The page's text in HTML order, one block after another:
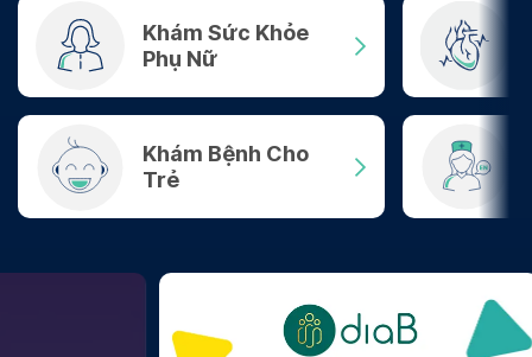
Khám Sức Khỏe
Phụ Nữ
Khám Bệnh Cho
Trẻ